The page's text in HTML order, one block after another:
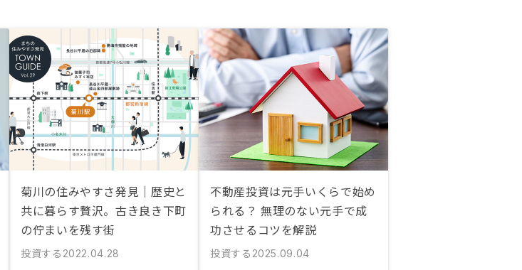
菊川の住みやすさ発見｜歴史と
共に暮らす贅沢。古き良き下町
の佇まいを残す街
投資する 2022.04.28
不動産投資は元手いくらで始め
られる？ 無理のない元手で成
功させるコツを解説
投資する 2025.09.04